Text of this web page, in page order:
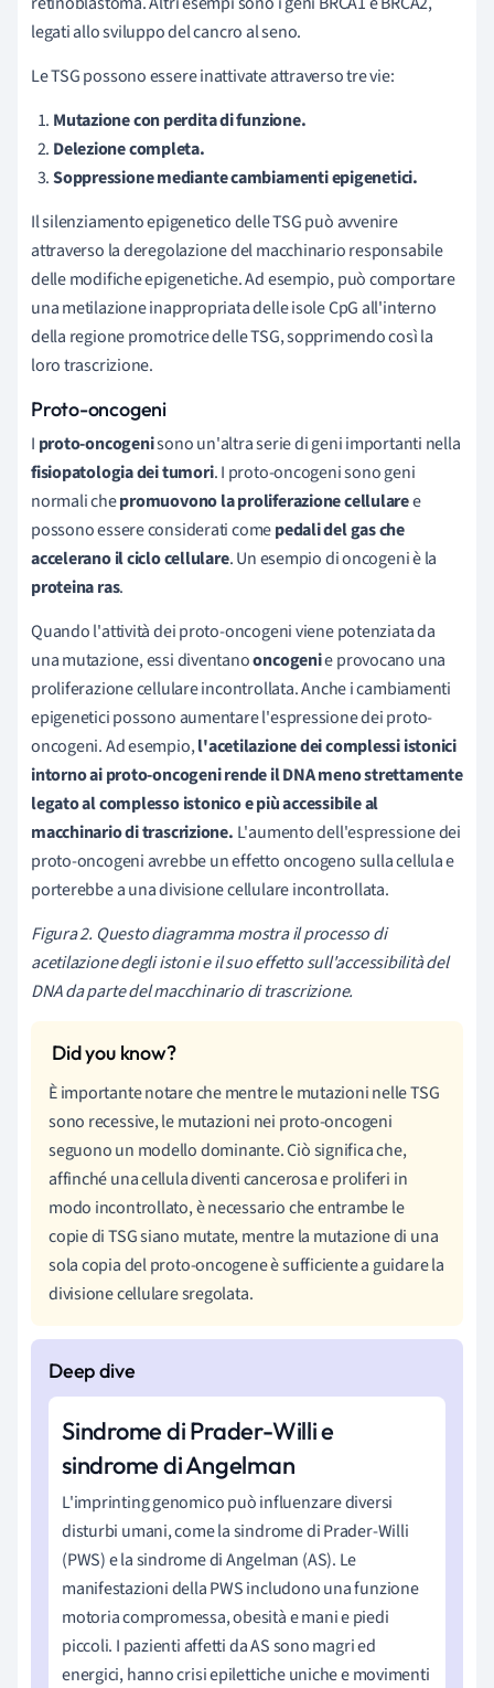
legati allo sviluppo del cancro al seno.
Le TSG possono essere inattivate attraverso tre vie:
Mutazione con perdita di funzione.
Delezione completa.
Soppressione mediante cambiamenti epigenetici.
Il silenziamento epigenetico delle TSG può avvenire
attraverso la deregolazione del macchinario responsabile
delle modifiche epigenetiche. Ad esempio, può comportare
una metilazione inappropriata delle isole CpG all'interno
della regione promotrice delle TSG, sopprimendo così la
loro trascrizione.
Proto-oncogeni
I proto-oncogenisono un'altra serie di geni importanti nella
fisiopatologia dei tumori. I proto-oncogeni sono geni
normali chepromuovono la proliferazione cellularee
possono essere considerati comepedali del gas che
accelerano il ciclo cellulare. Un esempio di oncogeni è la
proteina ras.
Quando l'attività dei proto-oncogeni viene potenziata da
una mutazione, essi diventanooncogenie provocano una
proliferazione cellulare incontrollata. Anche i cambiamenti
epigenetici possono aumentare l'espressione dei proto-
oncogeni. Ad esempio,l'acetilazione dei complessi istonici
intorno ai proto-oncogeni rende il DNA meno strettamente
legato al complesso istonico e più accessibile al
macchinario di trascrizione. L'aumento dell'espressione dei
proto-oncogeni avrebbe un effetto oncogeno sulla cellula e
porterebbe a una divisione cellulare incontrollata.
Figura 2. Questo diagramma mostra il processo di
acetilazione degli istoni e il suo effetto sull'accessibilità del
DNA da parte del macchinario di trascrizione.
È importante notare che mentre le mutazioni nelle TSG
sono recessive, le mutazioni nei proto-oncogeni
seguono un modello dominante. Ciò significa che,
affinché una cellula diventi cancerosa e proliferi in
modo incontrollato, è necessario che entrambe le
copie di TSG siano mutate, mentre la mutazione di una
sola copia del proto-oncogene è sufficiente a guidare la
divisione cellulare sregolata.
Sindrome di Prader-Willi e
sindrome di Angelman
L'imprinting genomico può influenzare diversi
disturbi umani, come la sindrome di Prader-Willi
(PWS) e la sindrome di Angelman (AS). Le
manifestazioni della PWS includono una funzione
motoria compromessa, obesità e mani e piedi
piccoli. I pazienti affetti da AS sono magri ed
energici, hanno crisi epilettiche uniche e movimenti